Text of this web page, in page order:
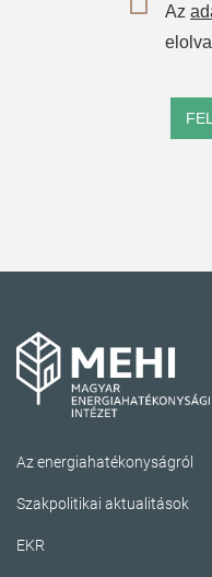
Az
Az energiahatékonyságról
Szakpolitikai aktualitások
EKR